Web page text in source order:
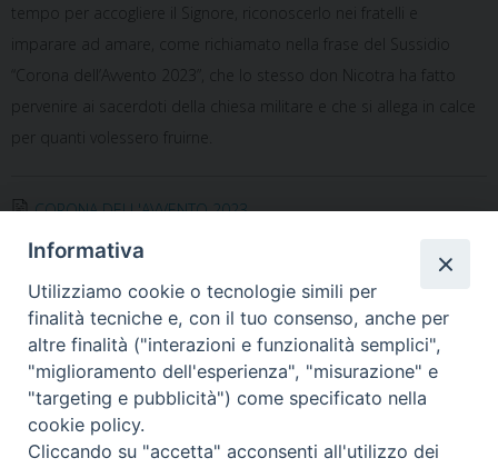
tempo per accogliere il Signore, riconoscerlo nei fratelli e
imparare ad amare, come richiamato nella frase del Sussidio
“Corona dell’Avvento 2023”, che lo stesso don Nicotra ha fatto
pervenire ai sacerdoti della chiesa militare e che si allega in calce
per quanti volessero fruirne.
CORONA DELL'AVVENTO 2023
Notificheapp
Gdf Bari – In 600 rendono
omaggio al Sacrario Militare
dei caduti d’Oltremare
“Campania-Basilicata”,
cresime per la zona pastorale
Informativa
Utilizziamo cookie o tecnologie simili per
finalità tecniche e, con il tuo consenso, anche per
altre finalità ("interazioni e funzionalità semplici",
"miglioramento dell'esperienza", "misurazione" e
"targeting e pubblicità") come specificato nella
cookie policy.
Cliccando su "accetta" acconsenti all'utilizzo dei